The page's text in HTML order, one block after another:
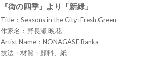
『街の四季』より「新緑」
Title：Seasons in the City: Fresh Green
作家名：野長瀬 晩花
Artist Name：NONAGASE Banka
技法・材質：顔料、紙